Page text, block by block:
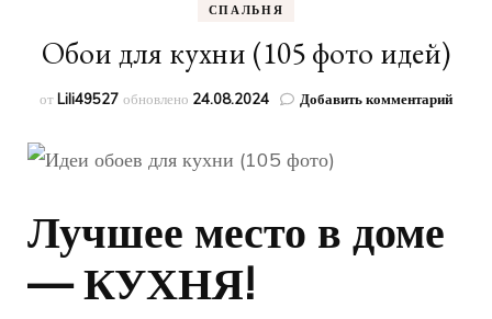
СПАЛЬНЯ
Обои для кухни (105 фото идей)
от Lili49527 обновлено 24.08.2024 Добавить комментарийк
Лучшее место в доме
— КУХНЯ!